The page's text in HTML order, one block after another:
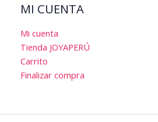
MI CUENTA
Mi cuenta
Tienda JOYAPERÚ
Carrito
Finalizar compra